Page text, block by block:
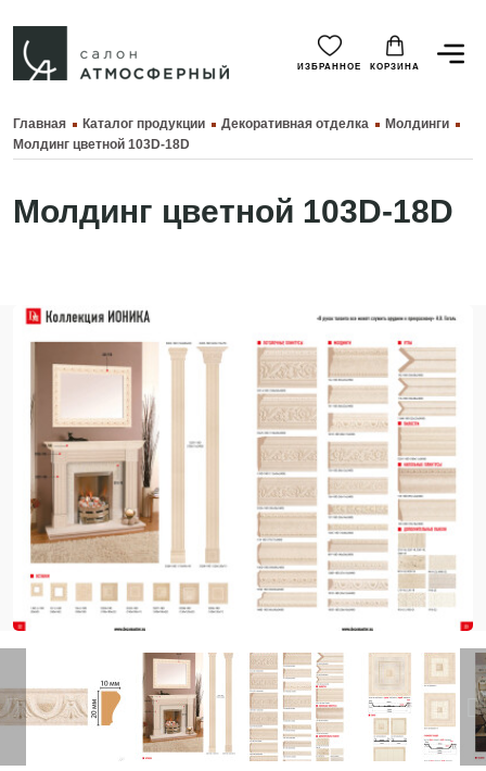
ИЗБРАННОЕ КОРЗИНА
Главная Каталог продукции Декоративная отделка
Молдинги
Молдинг цветной 103D-18D
Молдинг цветной 103D-18D